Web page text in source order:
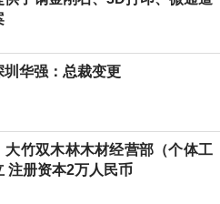
圳华强：总裁变更
大竹双木林木材经营部（个体工
注册资本2万人民币